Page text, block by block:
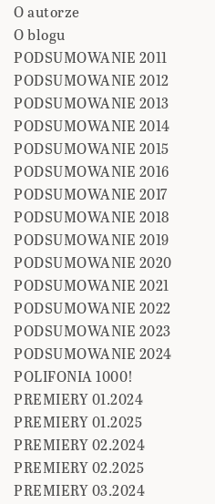
O autorze
O blogu
PODSUMOWANIE 2011
PODSUMOWANIE 2012
PODSUMOWANIE 2013
PODSUMOWANIE 2014
PODSUMOWANIE 2015
PODSUMOWANIE 2016
PODSUMOWANIE 2017
PODSUMOWANIE 2018
PODSUMOWANIE 2019
PODSUMOWANIE 2020
PODSUMOWANIE 2021
PODSUMOWANIE 2022
PODSUMOWANIE 2023
PODSUMOWANIE 2024
POLIFONIA 1000!
PREMIERY 01.2024
PREMIERY 01.2025
PREMIERY 02.2024
PREMIERY 02.2025
PREMIERY 03.2024